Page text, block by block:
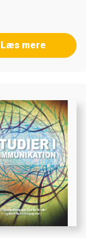
Læs mere